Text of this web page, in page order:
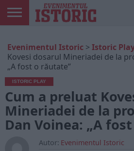
ONLINE
EDIȚII
TIPĂRITE
ISTORIC
PLAY
CONTUL
MEU
Evenimentul Istoric > Istoric
Kovesi dosarul Mineriadei de la
„A fost o răutate”
ISTORIC PLAY
Cum a preluat
Mineriadei de la
Dan Voinea: „A
Autor: Evenimentul Istoric